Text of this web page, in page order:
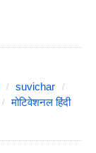
suvichar
मोटिवेशनल हिंदी